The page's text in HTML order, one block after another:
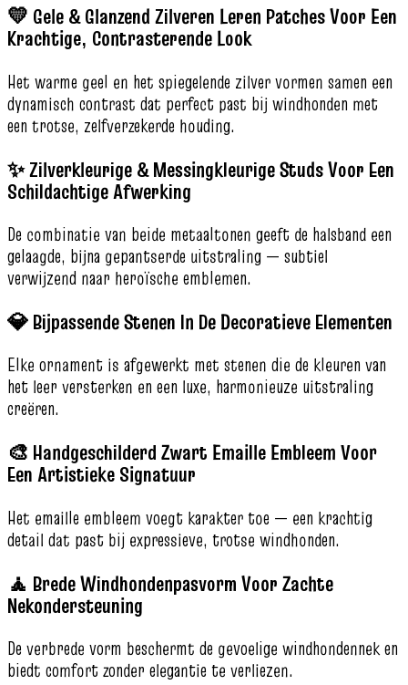
💛 Gele & Glanzend Zilveren Leren Patches Voor Een
Krachtige, Contrasterende Look
Het warme geel en het spiegelende zilver vormen samen een
dynamisch contrast dat perfect past bij windhonden met
een trotse, zelfverzekerde houding.
✨ Zilverkleurige & Messingkleurige Studs Voor Een
Schildachtige Afwerking
De combinatie van beide metaaltonen geeft de halsband een
gelaagde, bijna gepantserde uitstraling — subtiel
verwijzend naar heroïsche emblemen.
💎 Bijpassende Stenen In De Decoratieve Elementen
Elke ornament is afgewerkt met stenen die de kleuren van
het leer versterken en een luxe, harmonieuze uitstraling
creëren.
🎨 Handgeschilderd Zwart Emaille Embleem Voor
Een Artistieke Signatuur
Het emaille embleem voegt karakter toe — een krachtig
detail dat past bij expressieve, trotse windhonden.
🧘 Brede Windhondenpasvorm Voor Zachte
Nekondersteuning
De verbrede vorm beschermt de gevoelige windhondennek en
biedt comfort zonder elegantie te verliezen.